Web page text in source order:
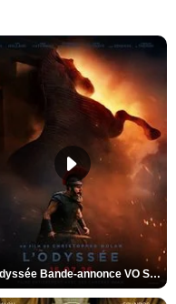
L'Odyssée Bande-annonce VO STFR